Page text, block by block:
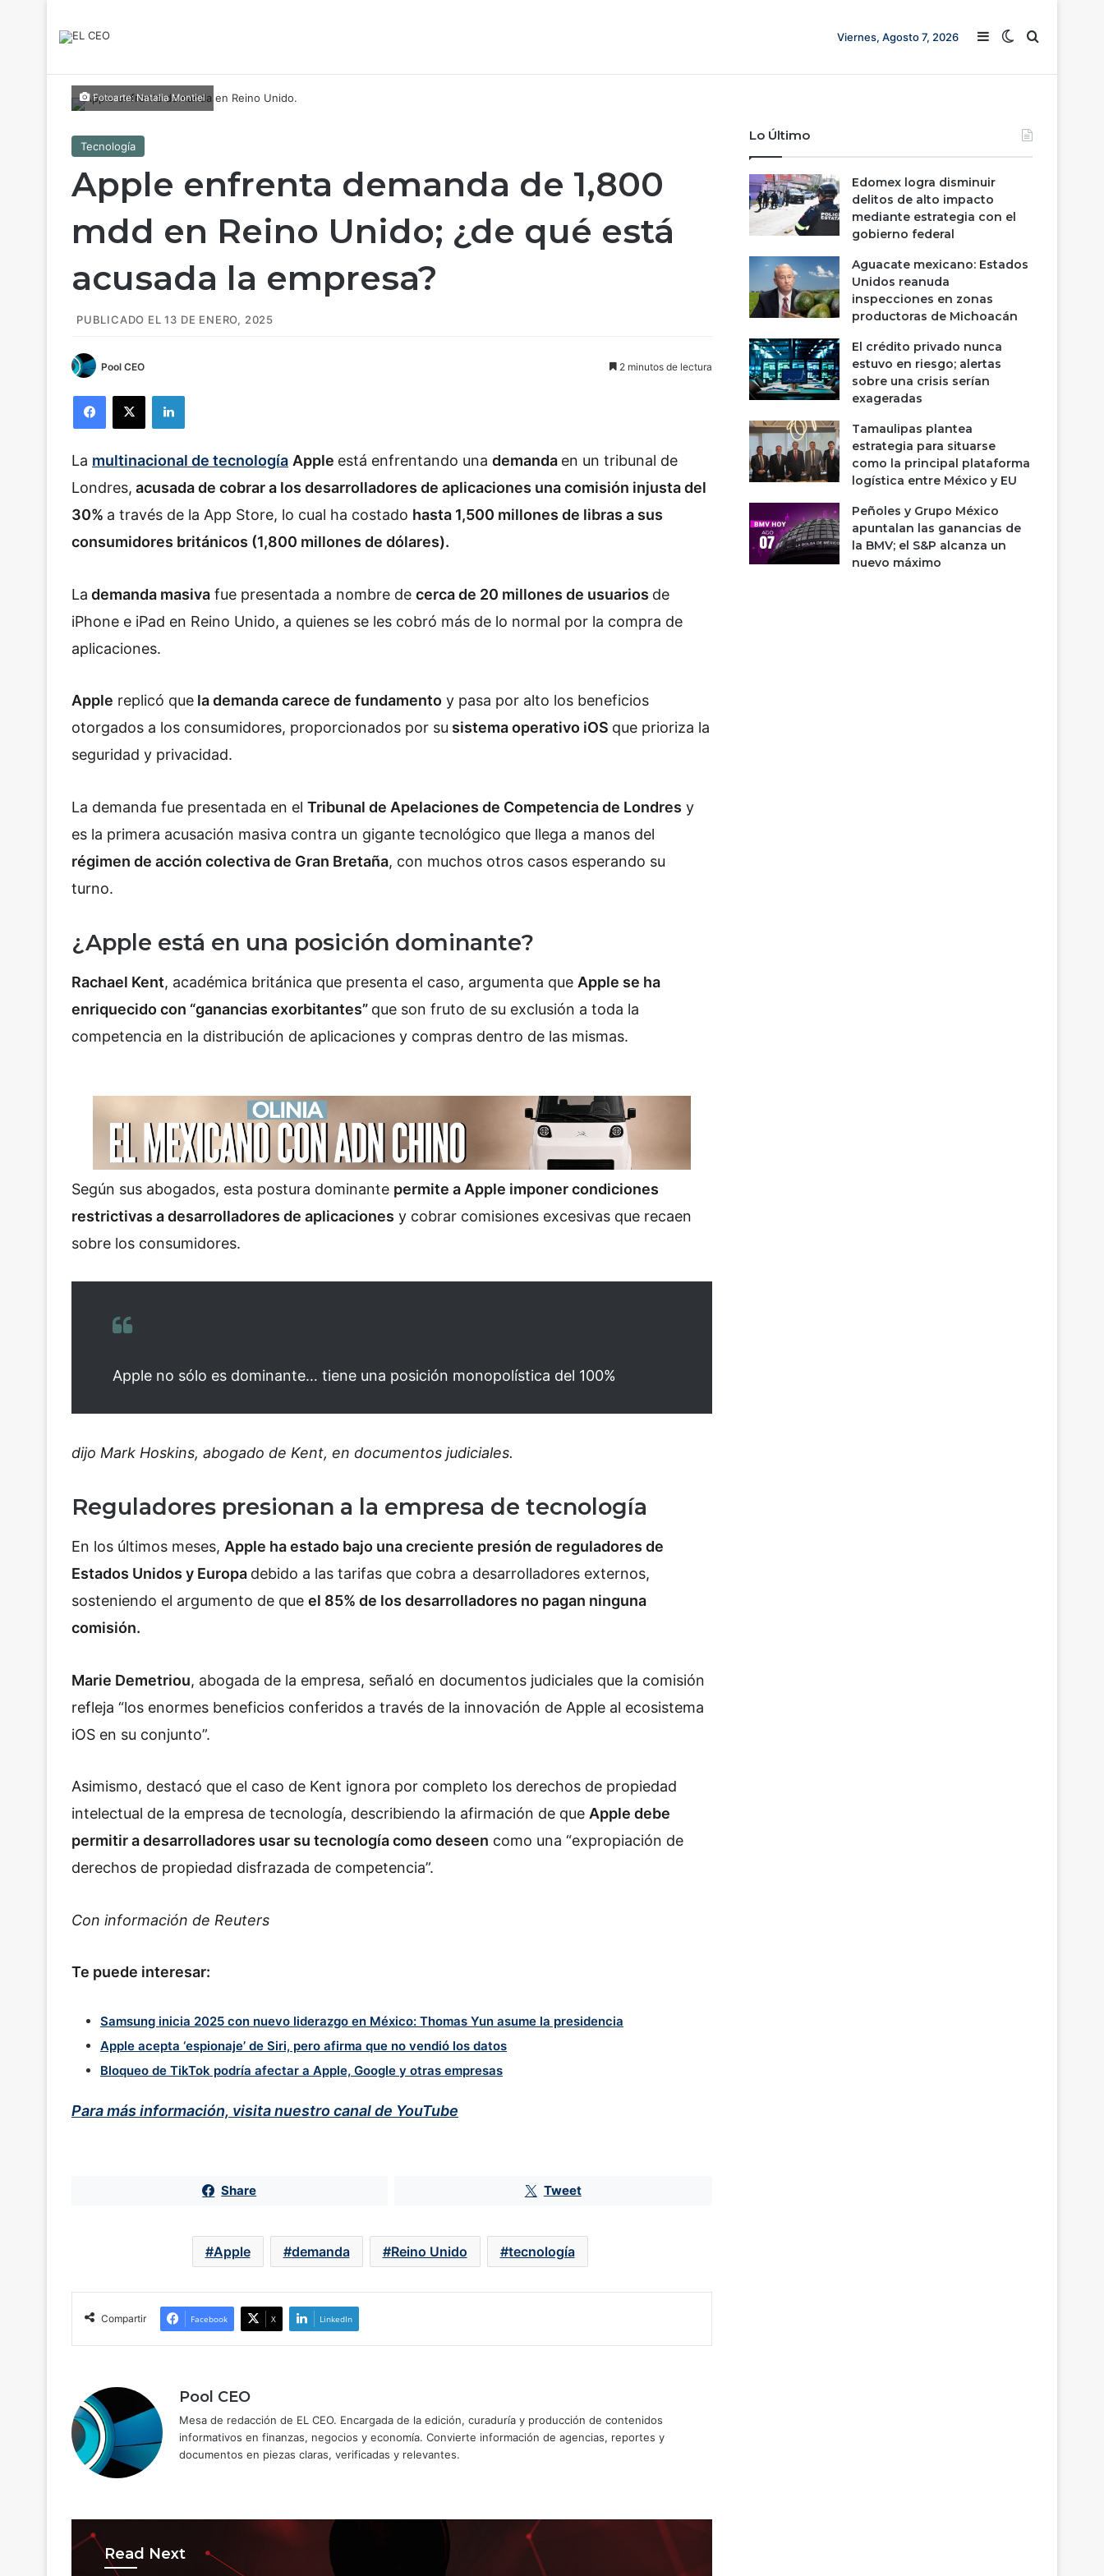
Viernes, Agosto 7, 2026 Barra lateral
Switch skin
Buscar
Fotoarte: Natalia Montiel
Tecnología
Apple enfrenta demanda de 1,800
mdd en Reino Unido; ¿de qué está
acusada la empresa?
PUBLICADO EL 13 DE ENERO, 2025
Pool CEO 2 minutos de lectura
La multinacional de tecnología Apple está enfrentando una demanda en un tribunal de
Londres, acusada de cobrar a los desarrolladores de aplicaciones una comisión injusta del
30% a través de la App Store, lo cual ha costado hasta 1,500 millones de libras a sus
consumidores británicos (1,800 millones de dólares).
La demanda masiva fue presentada a nombre de cerca de 20 millones de usuarios de
iPhone e iPad en Reino Unido, a quienes se les cobró más de lo normal por la compra de
aplicaciones.
Apple replicó que la demanda carece de fundamento y pasa por alto los beneficios
otorgados a los consumidores, proporcionados por su sistema operativo iOS que prioriza la
seguridad y privacidad.
La demanda fue presentada en el Tribunal de Apelaciones de Competencia de Londres y
es la primera acusación masiva contra un gigante tecnológico que llega a manos del
régimen de acción colectiva de Gran Bretaña, con muchos otros casos esperando su
turno.
¿Apple está en una posición dominante?
Rachael Kent, académica británica que presenta el caso, argumenta que Apple se ha
enriquecido con “ganancias exorbitantes” que son fruto de su exclusión a toda la
competencia en la distribución de aplicaciones y compras dentro de las mismas.
Según sus abogados, esta postura dominante permite a Apple imponer condiciones
restrictivas a desarrolladores de aplicaciones y cobrar comisiones excesivas que recaen
sobre los consumidores.
Apple no sólo es dominante… tiene una posición monopolística del 100%
dijo Mark Hoskins, abogado de Kent, en documentos judiciales.
Reguladores presionan a la empresa de tecnología
En los últimos meses, Apple ha estado bajo una creciente presión de reguladores de
Estados Unidos y Europa debido a las tarifas que cobra a desarrolladores externos,
sosteniendo el argumento de que el 85% de los desarrolladores no pagan ninguna
comisión.
Marie Demetriou, abogada de la empresa, señaló en documentos judiciales que la comisión
refleja “los enormes beneficios conferidos a través de la innovación de Apple al ecosistema
iOS en su conjunto”.
Asimismo, destacó que el caso de Kent ignora por completo los derechos de propiedad
intelectual de la empresa de tecnología, describiendo la afirmación de que Apple debe
permitir a desarrolladores usar su tecnología como deseen como una “expropiación de
derechos de propiedad disfrazada de competencia”.
Con información de Reuters
Te puede interesar:
Samsung inicia 2025 con nuevo liderazgo en México: Thomas Yun asume la presidencia
Apple acepta ‘espionaje’ de Siri, pero afirma que no vendió los datos
Bloqueo de TikTok podría afectar a Apple, Google y otras empresas
Para más información, visita nuestro canal de YouTube
Share Tweet
Apple demanda Reino Unido tecnología
Compartir Facebook X LinkedIn
Pool CEO
Mesa de redacción de EL CEO. Encargada de la edición, curaduría y producción de contenidos
informativos en finanzas, negocios y economía. Convierte información de agencias, reportes y
documentos en piezas claras, verificadas y relevantes.
Read Next
resiste pese al avance de la eSIM
mensuales
Apple busca arrebatar a Samsung la
corona en el mercado de
Lo Último
Edomex logra disminuir
delitos de alto impacto
mediante estrategia con el
gobierno federal
Aguacate mexicano: Estados
Unidos reanuda
inspecciones en zonas
productoras de Michoacán
El crédito privado nunca
estuvo en riesgo; alertas
sobre una crisis serían
exageradas
Tamaulipas plantea
estrategia para situarse
como la principal plataforma
logística entre México y EU
Peñoles y Grupo México
apuntalan las ganancias de
la BMV; el S&P alcanza un
nuevo máximo